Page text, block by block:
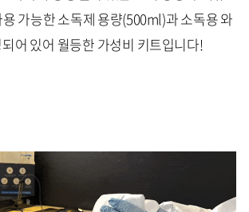
가능한 소독제 용량(500ml)과 소독용 와
어 있어 월등한 가성비 키트입니다!